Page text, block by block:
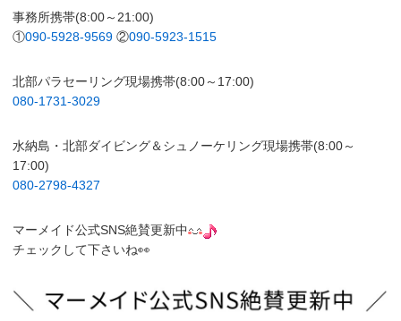
事務所携帯(8:00～21:00)
①090-5928-9569 ②090-5923-1515
北部パラセーリング現場携帯(8:00～17:00)
080-1731-3029
水納島・北部ダイビング＆シュノーケリング現場携帯(8:00～
17:00)
080-2798-4327
マーメイド公式SNS絶賛更新中
チェックして下さいね👀